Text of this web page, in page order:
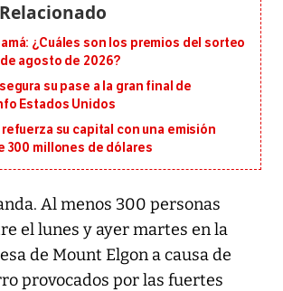
¿Cuáles son los premios del sorteo
agosto de 2026?
su pase a la gran final de
Estados Unidos
su capital con una emisión
300 millones de dólares
Al menos 300 personas
el lunes y ayer martes en la
de Mount Elgon a causa de
provocados por las fuertes